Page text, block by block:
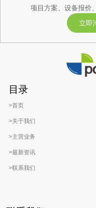
项目方案、设备报价
立即
目录
>首页
>关于我们
>主营业务
>最新资讯
>联系我们